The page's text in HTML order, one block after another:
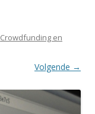
Crowdfunding en
Volgende →